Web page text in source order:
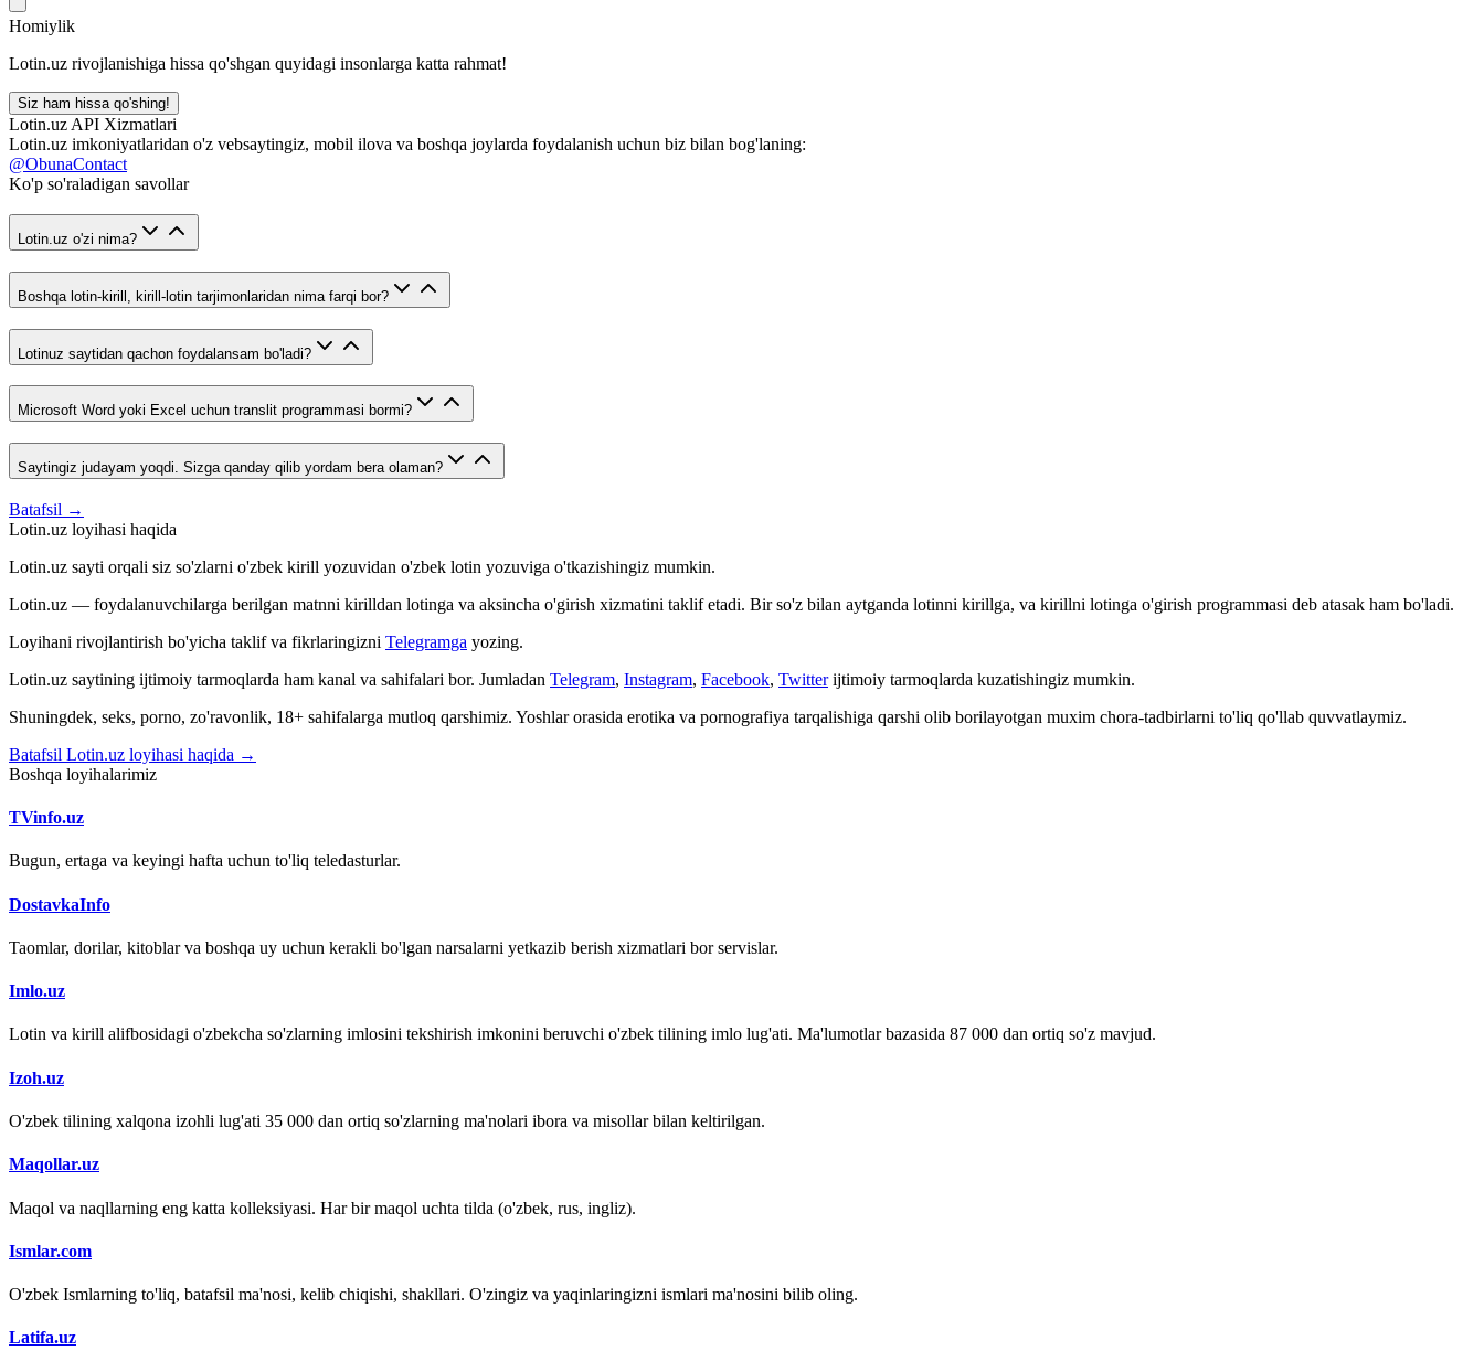
Homiylik
Lotin.uz rivojlanishiga hissa qo'shgan quyidagi insonlarga katta rahmat!
Siz ham hissa qo'shing!
Lotin.uz API Xizmatlari
Lotin.uz imkoniyatlaridan o'z vebsaytingiz, mobil ilova va boshqa joylarda foydalanish uchun biz bilan bog'laning:
@ObunaContact
Ko'p so'raladigan savollar
Lotin.uz o'zi nima?
Boshqa lotin-kirill, kirill-lotin tarjimonlaridan nima farqi bor?
Lotinuz saytidan qachon foydalansam bo'ladi?
Microsoft Word yoki Excel uchun translit programmasi bormi?
Saytingiz judayam yoqdi. Sizga qanday qilib yordam bera olaman?
Batafsil →
Lotin.uz loyihasi haqida
Lotin.uz sayti orqali siz so'zlarni o'zbek kirill yozuvidan o'zbek lotin yozuviga o'tkazishingiz mumkin.
Lotin.uz — foydalanuvchilarga berilgan matnni kirilldan lotinga va aksincha o'girish xizmatini taklif etadi. Bir so'z bilan aytganda lotinni kirillga, va kirillni lotinga o'girish programmasi deb atasak ham bo'ladi.
Loyihani rivojlantirish bo'yicha taklif va fikrlaringizni Telegramga yozing.
Lotin.uz saytining ijtimoiy tarmoqlarda ham kanal va sahifalari bor. Jumladan Telegram, Instagram, Facebook, Twitter ijtimoiy tarmoqlarda kuzatishingiz mumkin.
Shuningdek, seks, porno, zo'ravonlik, 18+ sahifalarga mutloq qarshimiz. Yoshlar orasida erotika va pornografiya tarqalishiga qarshi olib borilayotgan muxim chora-tadbirlarni to'liq qo'llab quvvatlaymiz.
Batafsil Lotin.uz loyihasi haqida →
Boshqa loyihalarimiz
TVinfo.uz
Bugun, ertaga va keyingi hafta uchun to'liq teledasturlar.
DostavkaInfo
Taomlar, dorilar, kitoblar va boshqa uy uchun kerakli bo'lgan narsalarni yetkazib berish xizmatlari bor servislar.
Imlo.uz
Lotin va kirill alifbosidagi o'zbekcha so'zlarning imlosini tekshirish imkonini beruvchi o'zbek tilining imlo lug'ati. Ma'lumotlar bazasida 87 000 dan ortiq so'z mavjud.
Izoh.uz
O'zbek tilining xalqona izohli lug'ati 35 000 dan ortiq so'zlarning ma'nolari ibora va misollar bilan keltirilgan.
Maqollar.uz
Maqol va naqllarning eng katta kolleksiyasi. Har bir maqol uchta tilda (o'zbek, rus, ingliz).
Ismlar.com
O'zbek Ismlarning to'liq, batafsil ma'nosi, kelib chiqishi, shakllari. O'zingiz va yaqinlaringizni ismlari ma'nosini bilib oling.
Latifa.uz